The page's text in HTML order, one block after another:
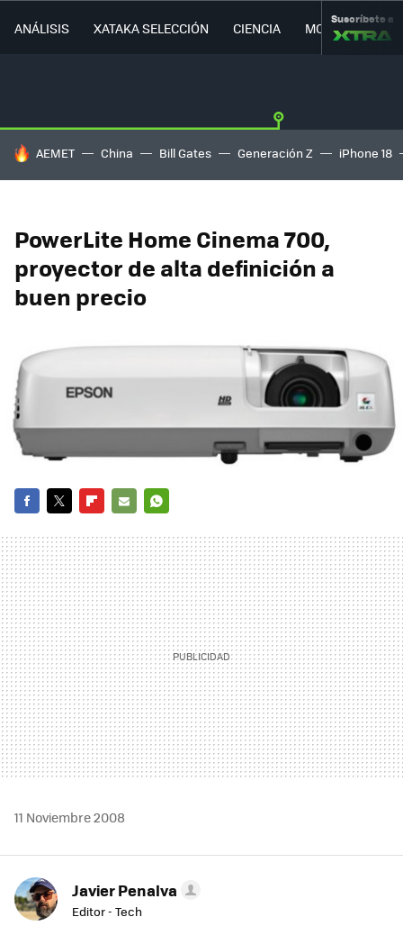
ANÁLISIS XATAKA SELECCIÓN CIENCIA MOVILIDAD
Suscríbete a
HOY SE HABLA DE
AEMET China Bill Gates Generación Z iPhone 18
PowerLite Home Cinema 700,
proyector de alta definición a
buen precio
MAIL
11 Noviembre 2008
Javier Penalva
Editor - Tech